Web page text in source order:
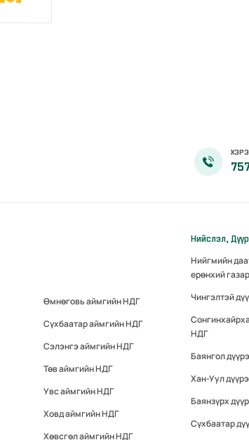
Өмнөговь аймгийн НДГ
Сүхбаатар аймгийн НДГ
Сэлэнгэ аймгийн НДГ
Төв аймгийн НДГ
Увс аймгийн НДГ
Ховд аймгийн НДГ
Хөвсгөл аймгийн НДГ
Нийслэл,
Нийгмийн
ерөнхий газар
Чингэлтэй
НДГ
Баянгол
Хан-Уул
Баянзүрх
Сүхбаатар